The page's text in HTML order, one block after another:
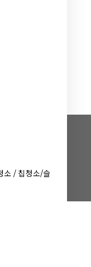
소 / 칩청소/슬